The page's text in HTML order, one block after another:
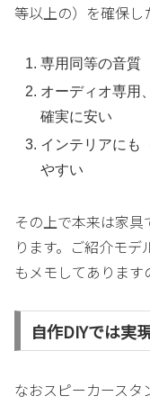
等以上の）を確保し
専用同等の音質
オーディオ専用
確実に安い
インテリアにも
やすい
その上で本来は家
ります。ご紹介モ
もメモしてあります
自作DIYでは実
なおスピーカースタ